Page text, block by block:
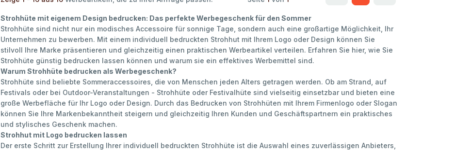
Strohhüte mit eigenem Design bedrucken: Das perfekte Werbegeschenk für den Sommer
Strohhüte sind nicht nur ein modisches Accessoire für sonnige Tage, sondern auch eine großartige Möglichkeit, Ihr
Unternehmen zu bewerben. Mit einem individuell bedruckten Strohhut mit Ihrem Logo oder Design können Sie
stilvoll Ihre Marke präsentieren und gleichzeitig einen praktischen Werbeartikel verteilen. Erfahren Sie hier, wie Sie
Strohhüte günstig bedrucken lassen können und warum sie ein effektives Werbemittel sind.
Warum Strohhüte bedrucken als Werbegeschenk?
Strohhüte sind beliebte Sommeraccessoires, die von Menschen jeden Alters getragen werden. Ob am Strand, auf
Festivals oder bei Outdoor-Veranstaltungen - Strohhüte oder Festivalhüte sind vielseitig einsetzbar und bieten eine
große Werbefläche für Ihr Logo oder Design. Durch das Bedrucken von Strohhüten mit Ihrem Firmenlogo oder Slogan
können Sie Ihre Markenbekanntheit steigern und gleichzeitig Ihren Kunden und Geschäftspartnern ein praktisches
und stylisches Geschenk machen.
Strohhut mit Logo bedrucken lassen
Der erste Schritt zur Erstellung Ihrer individuell bedruckten Strohhüte ist die Auswahl eines zuverlässigen Anbieters,